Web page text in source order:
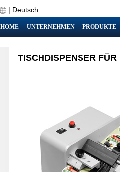
| Deutsch
HOME UNTERNEHMEN PRODUKTE
TISCHDISPENSER